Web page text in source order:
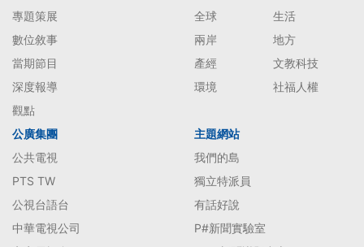
專題策展
數位敘事
當期節目
深度報導
觀點
全球
生活
兩岸
地方
產經
文教科技
環境
社福人權
公廣集團
公共電視
PTS TW
公視台語台
中華電視公司
主題網站
我們的島
獨立特派員
有話好說
P#新聞實驗室